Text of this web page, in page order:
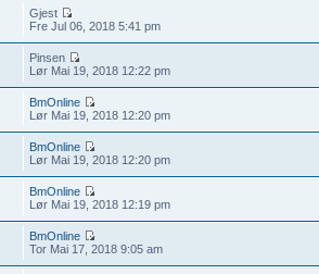
Gjest
Fre Jul 06, 2018 5:41 pm
Pinsen
Lør Mai 19, 2018 12:22 pm
BmOnline
Lør Mai 19, 2018 12:20 pm
BmOnline
Lør Mai 19, 2018 12:20 pm
BmOnline
Lør Mai 19, 2018 12:19 pm
BmOnline
Tor Mai 17, 2018 9:05 am